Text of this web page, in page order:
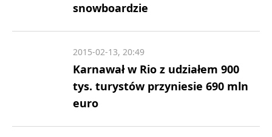
snowboardzie
Karnawał w Rio z udziałem 900
tys. turystów przyniesie 690 mln
euro
2015-02-13, 20:49